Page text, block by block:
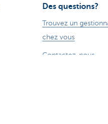
Des questions?
Trouvez un
chez vous
Contactez-nous